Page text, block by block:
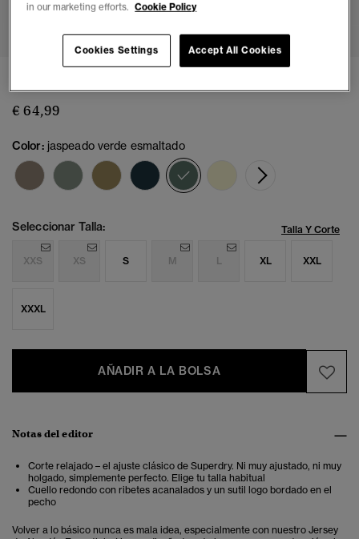
1 2 3 4
€ 64,99
Color: jaspeado verde esmaltado
seleccionado
Seleccionar Talla: Talla Y Corte
XXS XS S M L XL XXL
XXXL
AÑADIR A LA BOLSA
Notas del editor
Corte relajado – el ajuste clásico de Superdry. Ni muy ajustado, ni muy
holgado, simplemente perfecto. Elige tu talla habitual
Cuello redondo con ribetes acanalados y un sutil logo bordado en el
pecho
Volver a lo básico nunca es mala idea, especialmente con nuestro Jersey
in our marketing efforts. Cookie Policy
Accept All Cookies
Cookies Settings